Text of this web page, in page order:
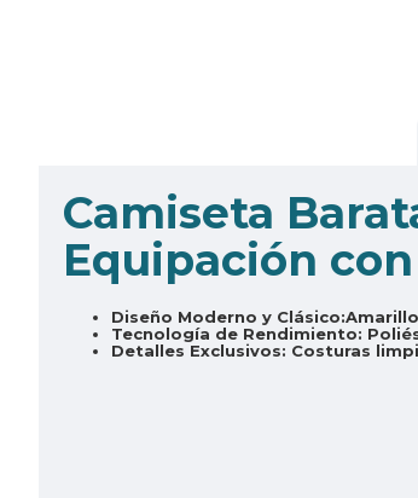
Camiseta
Equipación
Diseño Moderno y Clásico:
Tecnología de Rendimiento:
Detalles Exclusivos: Costuras